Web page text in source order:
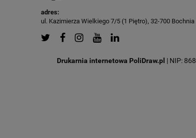
adres:
ul. Kazimierza Wielkiego 7/5 (1 Piętro), 32-700 Bochnia
Drukarnia internetowa PoliDraw.pl | NIP: